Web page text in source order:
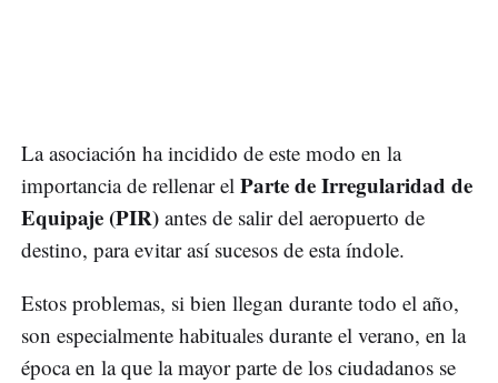
La asociación ha incidido de este modo en la
importancia de rellenar el Parte de Irregularidad de
Equipaje (PIR) antes de salir del aeropuerto de
destino, para evitar así sucesos de esta índole.
Estos problemas, si bien llegan durante todo el año,
son especialmente habituales durante el verano, en la
época en la que la mayor parte de los ciudadanos se